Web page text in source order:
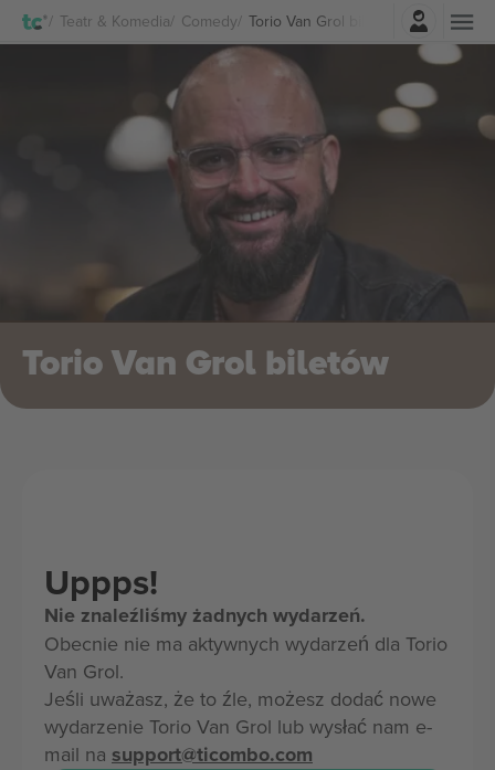
Teatr & Komedia Comedy Torio Van Grol biletów
Zaloguj sie
Torio Van Grol biletów
Uppps!
Nie znaleźliśmy żadnych wydarzeń.
Obecnie nie ma aktywnych wydarzeń dla Torio
Van Grol.
Jeśli uważasz, że to źle, możesz dodać nowe
wydarzenie Torio Van Grol lub wysłać nam e-
mail na support@ticombo.com